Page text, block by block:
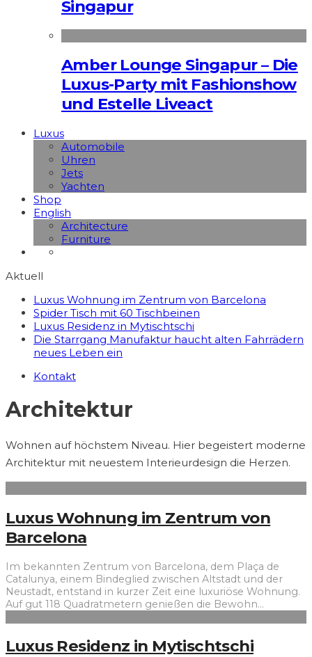
Singapur
Amber Lounge Singapur – Die
Luxus-Party mit Fashionshow
und Estelle Liveact
Luxus
Automobile
Uhren
Jets
Yachten
Shop
English
Architecture
Furniture
Aktuell
Luxus Wohnung im Zentrum von Barcelona
Spider Tisch mit 60 Tischbeinen
Luxus Residenz in Mytischtschi
Die Starrgang Manufaktur haucht alten Fahrrädern
neues Leben ein
Kontakt
Architektur
Wohnen auf höchstem Niveau. Hier begeistert moderne
Architektur mit neuestem Interieurdesign die Herzen.
Luxus Wohnung im Zentrum von
Barcelona
Im bekannten Zentrum von Barcelona, dem Plaça de
Catalunya, einem Bindeglied zwischen Altstadt und der
Neustadt, entstand in kurzer Zeit eine luxuriöse Wohnung.
Auf gut 118 Quadratmetern genießen die Bewohn...
Luxus Residenz in Mytischtschi